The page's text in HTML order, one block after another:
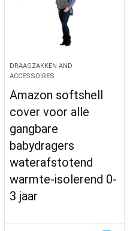
DRAAGZAKKEN AND
ACCESSOIRES
Amazon softshell
cover voor alle
gangbare
babydragers
waterafstotend
warmte-isolerend 0-
3 jaar